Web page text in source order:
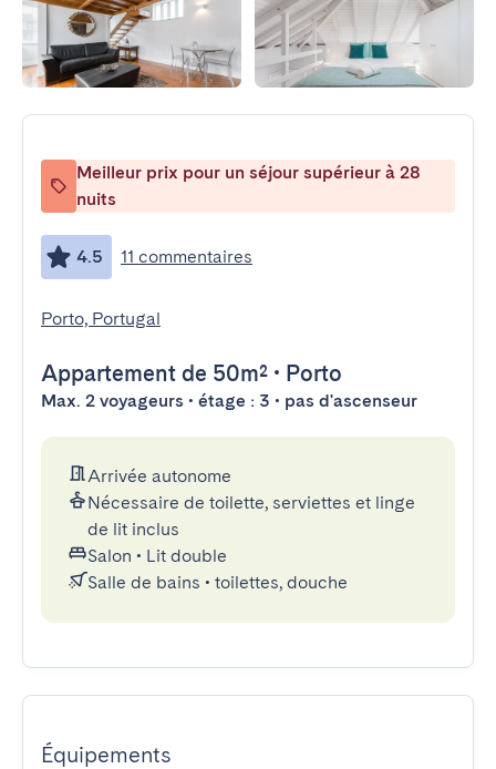
Meilleur prix pour un séjour supérieur à 28
nuits
4.5 11 commentaires
Porto, Portugal
Appartement de 50m² • Porto
Max. 2 voyageurs • étage : 3 • pas d'ascenseur
Arrivée autonome
Nécessaire de toilette, serviettes et linge
de lit inclus
Salon • Lit double
Salle de bains • toilettes, douche
Équipements